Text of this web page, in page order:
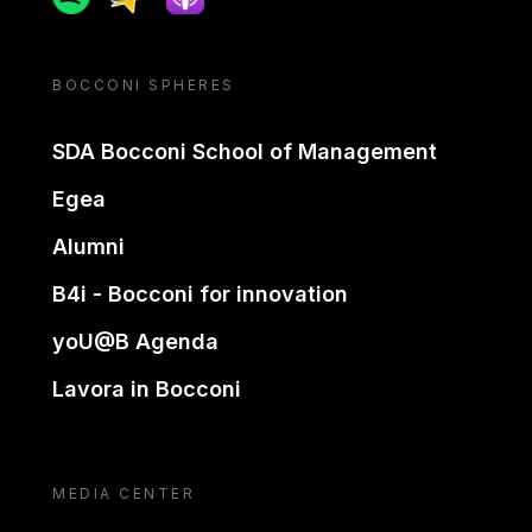
BOCCONI SPHERES
SDA Bocconi School of Management
Egea
Alumni
B4i - Bocconi for innovation
yoU@B Agenda
Lavora in Bocconi
MEDIA CENTER